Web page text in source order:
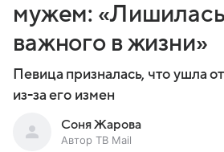
мужем:
важного в жизни»
Певица призналась, что ушла
из-за его измен
Соня Жарова
Автор ТВ Mail